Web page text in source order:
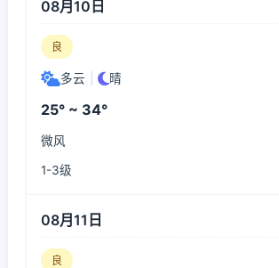
08月10日
良
多云 晴
25° ~ 34°
微风
1-3级
08月11日
良